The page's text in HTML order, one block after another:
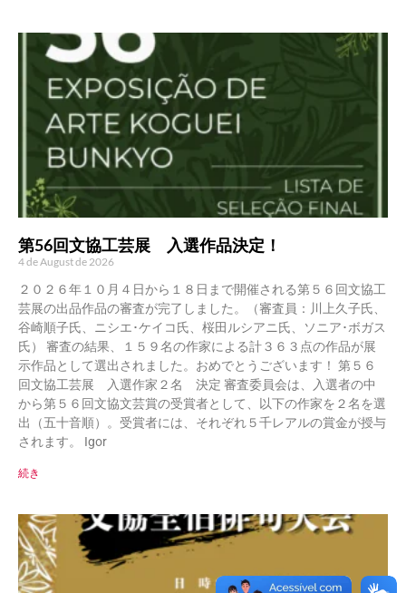
第56回文協工芸展 入選作品決定！
4 de August de 2026
２０２６年１０月４日から１８日まで開催される第５６回文協工
芸展の出品作品の審査が完了しました。（審査員：川上久子氏、
谷崎順子氏、ニシエ･ケイコ氏、桜田ルシアニ氏、ソニア･ボガス
氏） 審査の結果、１５９名の作家による計３６３点の作品が展
示作品として選出されました。おめでとうございます！ 第５６
回文協工芸展 入選作家２名 決定 審査委員会は、入選者の中
から第５６回文協文芸賞の受賞者として、以下の作家を２名を選
出（五十音順）。受賞者には、それぞれ５千レアルの賞金が授与
されます。 Igor
続き